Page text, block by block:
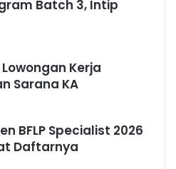
Batch 3, Intip
Kerja
Sarana KA
BFLP Specialist 2026
Daftarnya